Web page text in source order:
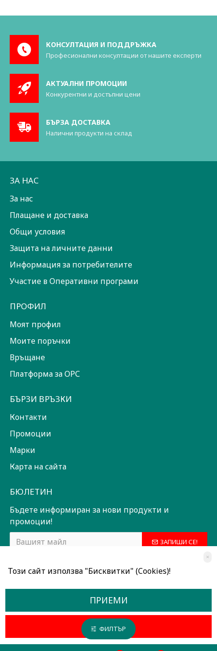
КОНСУЛТАЦИЯ И ПОДДРЪЖКА
Професионални консултации от нашите експерти
АКТУАЛНИ ПРОМОЦИИ
Конкурентни и достъпни цени
БЪРЗА ДОСТАВКА
Налични продукти на склад
ЗА НАС
За нас
Плащане и доставка
Общи условия
Защита на личните данни
Информация за потребителите
Участие в Оперативни програми
ПРОФИЛ
Моят профил
Моите поръчки
Връщане
Платформа за ОРС
БЪРЗИ ВРЪЗКИ
Контакти
Промоции
Марки
Карта на сайта
БЮЛЕТИН
Бъдете информиран за нови продукти и
промоции!
ЗАПИШИ СЕ!
Всички права запазени © 2024, Радославов Мюзик Център
Разработено от OpenCart Bulgaria
×
Този сайт използва "Бисквитки" (Cookies)!
ПРИЕМИ
ОТКАЖИ
ФИЛТЪР